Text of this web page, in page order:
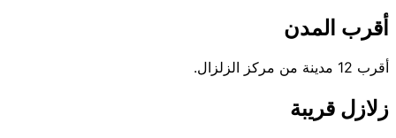
أقرب المدن
أقرب 12 مدينة من مركز الزلزال.
زلازل قريبة